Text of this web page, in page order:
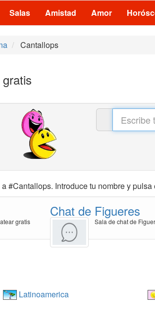
Salas Amistad Amor
Cantallops
#Cantallops. Introduce tu nombre y
gratis
Chat de Figueres
Sala de chat de
Latinoamerica